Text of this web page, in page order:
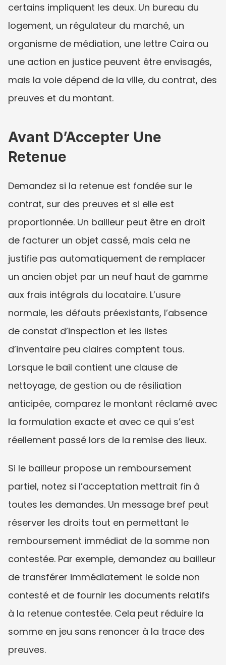
certains impliquent les deux. Un bureau du
logement, un régulateur du marché, un
organisme de médiation, une lettre Caira ou
une action en justice peuvent être envisagés,
mais la voie dépend de la ville, du contrat, des
preuves et du montant.
Avant D’Accepter Une
Retenue
Demandez si la retenue est fondée sur le
contrat, sur des preuves et si elle est
proportionnée. Un bailleur peut être en droit
de facturer un objet cassé, mais cela ne
justifie pas automatiquement de remplacer
un ancien objet par un neuf haut de gamme
aux frais intégrals du locataire. L’usure
normale, les défauts préexistants, l’absence
de constat d’inspection et les listes
d’inventaire peu claires comptent tous.
Lorsque le bail contient une clause de
nettoyage, de gestion ou de résiliation
anticipée, comparez le montant réclamé avec
la formulation exacte et avec ce qui s’est
réellement passé lors de la remise des lieux.
Si le bailleur propose un remboursement
partiel, notez si l’acceptation mettrait fin à
toutes les demandes. Un message bref peut
réserver les droits tout en permettant le
remboursement immédiat de la somme non
contestée. Par exemple, demandez au bailleur
de transférer immédiatement le solde non
contesté et de fournir les documents relatifs
à la retenue contestée. Cela peut réduire la
somme en jeu sans renoncer à la trace des
preuves.